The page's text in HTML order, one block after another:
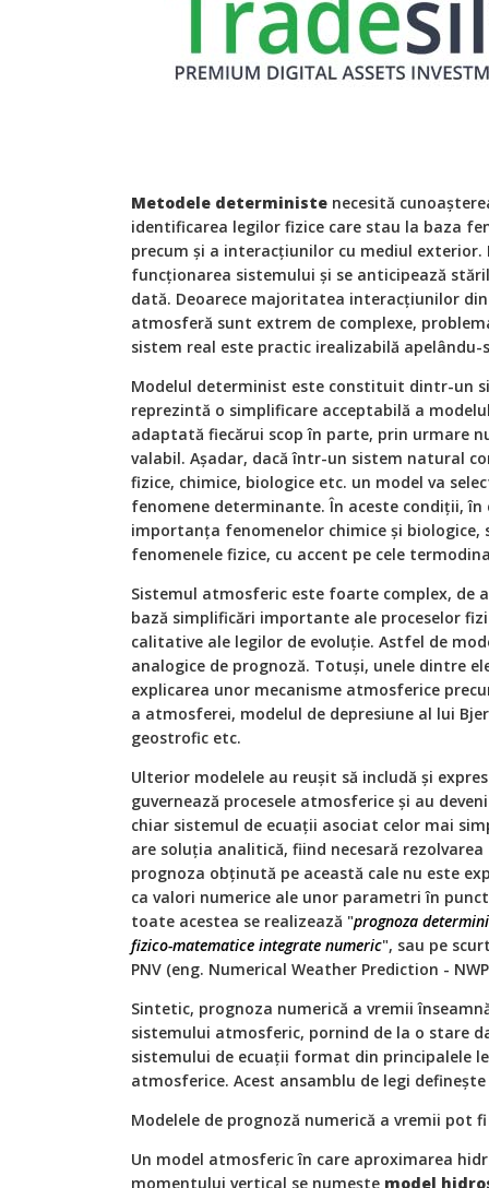
Metodele deterministe necesită
identificarea legilor fizice care stau la baza
precum şi a interacţiunilor cu mediul exterior.
funcţionarea sistemului şi se anticipează
dată. Deoarece majoritatea interacţiunilor
atmosferă sunt extrem de complexe,
sistem real este practic irealizabilă apelându-
Modelul determinist este constituit dintr-un
reprezintă o simplificare acceptabilă a
adaptată fiecărui scop în parte, prin urmare
valabil. Așadar, dacă într-un sistem natural
fizice, chimice, biologice etc. un model va
fenomene determinante. În aceste condiții,
importanţa fenomenelor chimice şi biologice,
fenomenele fizice, cu accent pe cele
Sistemul atmosferic este foarte complex, de
bază simplificări importante ale proceselor
calitative ale legilor de evoluţie. Astfel de
analogice de prognoză. Totuşi, unele dintre
explicarea unor mecanisme atmosferice
a atmosferei, modelul de depresiune al lui
geostrofic etc.
Ulterior modelele au reușit să includă şi
guvernează procesele atmosferice și au
chiar sistemul de ecuaţii asociat celor mai
are soluţia analitică, fiind necesară
prognoza obţinută pe această cale nu este
ca valori numerice ale unor parametri în
toate acestea se realizează "prognoza
fizico-matematice integrate numeric", sau pe
PNV (eng. Numerical Weather Prediction -
Sintetic, prognoza numerică a vremii
sistemului atmosferic, pornind de la o stare
sistemului de ecuaţii format din principalele
atmosferice. Acest ansamblu de legi
Modelele de prognoză numerică a vremii pot
Un model atmosferic în care aproximarea
momentului vertical se numește model